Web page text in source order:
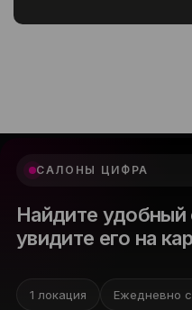
САЛОНЫ ЦИФРА
Найдите удобный
увидите его на
1 локация Ежедневно